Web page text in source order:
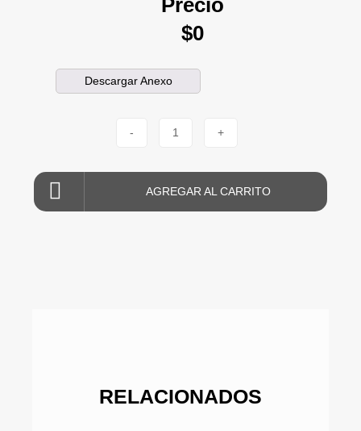
Precio
$0
Descargar Anexo
- 1 +
AGREGAR AL CARRITO
RELACIONADOS